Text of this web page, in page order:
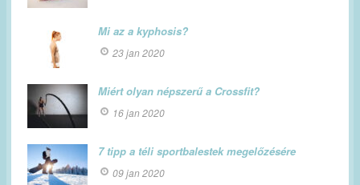
Mi az a kyphosis?
23 jan 2020
Miért olyan népszerű a Crossfit?
16 jan 2020
7 tipp a téli sportbalestek megelőzésére
09 jan 2020